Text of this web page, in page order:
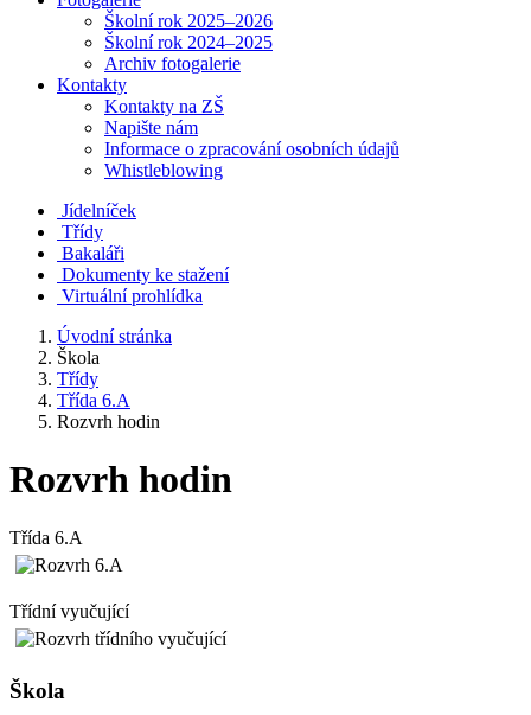
Školní rok 2025–2026
Školní rok 2024–2025
Archiv fotogalerie
Kontakty
Kontakty na ZŠ
Napište nám
Informace o zpracování osobních údajů
Whistleblowing
Jídelníček
Třídy
Bakaláři
Dokumenty ke stažení
Virtuální prohlídka
Úvodní stránka
Škola
Třídy
Třída 6.A
Rozvrh hodin
Rozvrh hodin
Třída 6.A
Třídní vyučující
Škola